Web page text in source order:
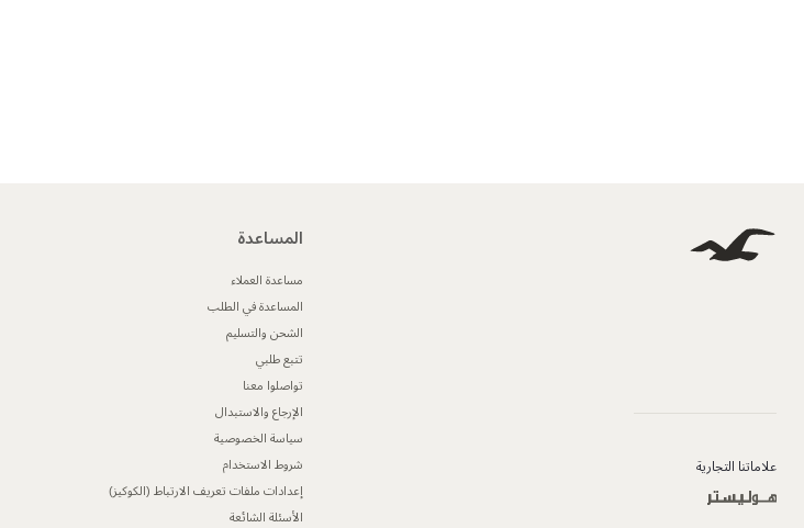
علاماتنا التجارية
المساعدة
مساعدة العملاء
المساعدة في الطلب
الشحن والتسليم
تتبع طلبي
تواصلوا معنا
الإرجاع والاستبدال
سياسة الخصوصية
شروط الاستخدام
إعدادات ملفات تعريف الارتباط (الكوكيز)
الأسئلة الشائعة